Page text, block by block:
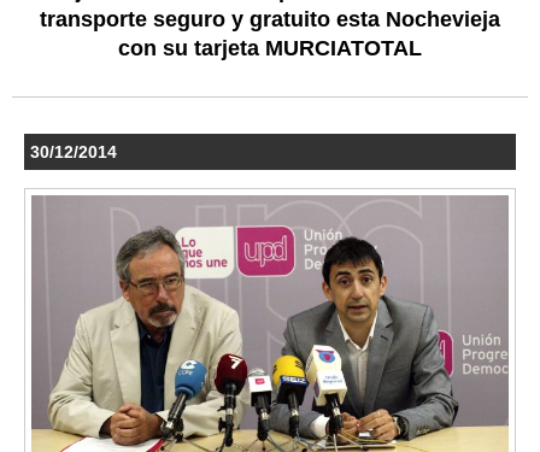
transporte seguro y gratuito esta Nochevieja
con su tarjeta MURCIATOTAL
30/12/2014